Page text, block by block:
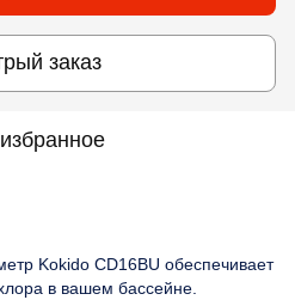
заказ
Kokido CD16BU обеспечивает
в вашем бассейне.